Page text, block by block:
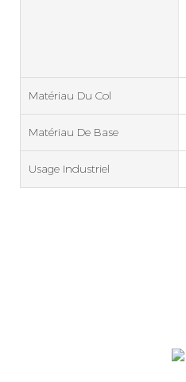
Matériau Du Col
Matériau De Base
Usage Industriel